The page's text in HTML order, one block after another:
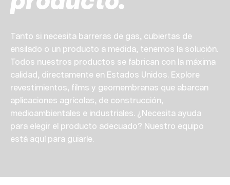
Tanto si necesita barreras de gas, cubiertas de
ensilado o un producto a medida, tenemos la solución.
Todos nuestros productos se fabrican con la máxima
calidad, directamente en Estados Unidos. Explore
revestimientos, films y geomembranas que abarcan
aplicaciones agrícolas, de construcción,
medioambientales e industriales. ¿Necesita ayuda
para elegir el producto adecuado? Nuestro equipo
está aquí para guiarle.